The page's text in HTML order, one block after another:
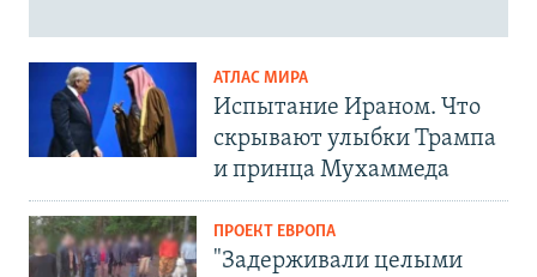
АТЛАС МИРА
Испытание Ираном. Что
скрывают улыбки Трампа
и принца Мухаммеда
ПРОЕКТ ЕВРОПА
"Задерживали целыми